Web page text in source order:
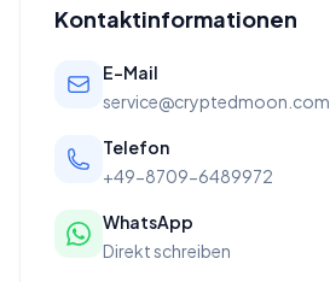
Kontaktinformationen
E-Mail
service@cryptedmoon.com
Telefon
+49-8709-6489972
WhatsApp
Direkt schreiben